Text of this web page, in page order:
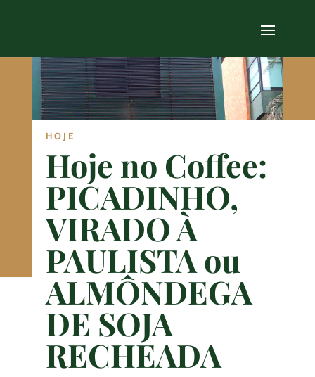
HOJE
Hoje no Coffee:
PICADINHO,
VIRADO À
PAULISTA ou
ALMÔNDEGA
DE SOJA
RECHEADA